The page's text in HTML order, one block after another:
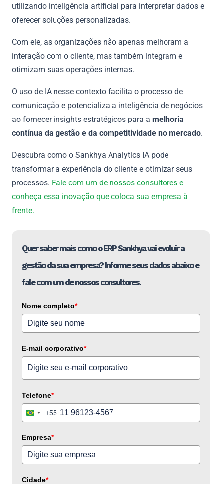
utilizando inteligência artificial para interpretar dados e
oferecer soluções personalizadas.
Com ele, as organizações não apenas melhoram a
interação com o cliente, mas também integram e
otimizam suas operações internas.
O uso de IA nesse contexto facilita o processo de
comunicação e potencializa a inteligência de negócios
ao fornecer insights estratégicos para a melhoria
contínua da gestão e da competitividade no mercado.
Descubra como o Sankhya Analytics IA pode
transformar a experiência do cliente e otimizar seus
processos. Fale com um de nossos consultores e
conheça essa inovação que coloca sua empresa à
frente.
Quer saber mais como o ERP Sankhya vai evoluir a
gestão da sua empresa? Informe seus dados abaixo e
fale com um de nossos consultores.
Nome completo*
E-mail corporativo*
Telefone*
Brazil+55
Empresa*
Cidade*